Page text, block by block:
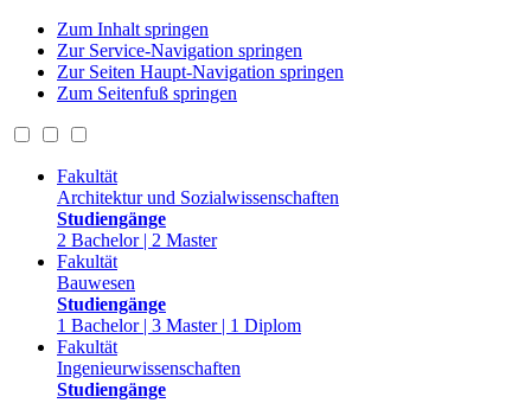
Zum Inhalt springen
Zur Service-Navigation springen
Zur Seiten Haupt-Navigation springen
Zum Seitenfuß springen
Fakultät
Architektur und Sozialwissenschaften
Studiengänge
2 Bachelor | 2 Master
Fakultät
Bauwesen
Studiengänge
1 Bachelor | 3 Master | 1 Diplom
Fakultät
Ingenieurwissenschaften
Studiengänge